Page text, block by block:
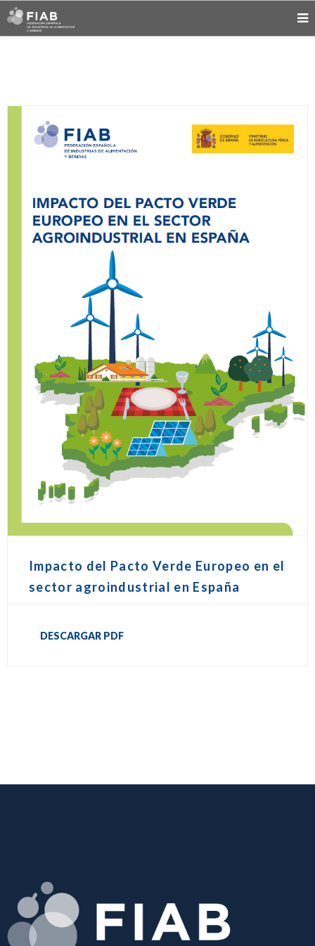
Impacto del Pacto Verde Europeo en el
sector agroindustrial en España
DESCARGAR PDF